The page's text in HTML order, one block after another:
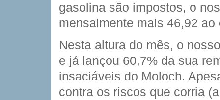
gasolina são impostos, o
mensalmente mais 46,92
Nesta altura do mês, o
e já lançou 60,7% da sua
insaciáveis do Moloch.
contra os riscos que corria